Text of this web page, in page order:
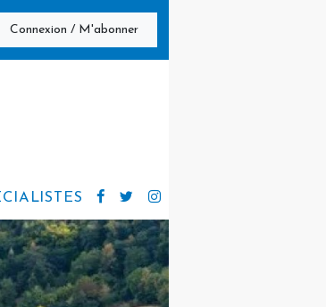
Connexion / M'abonner